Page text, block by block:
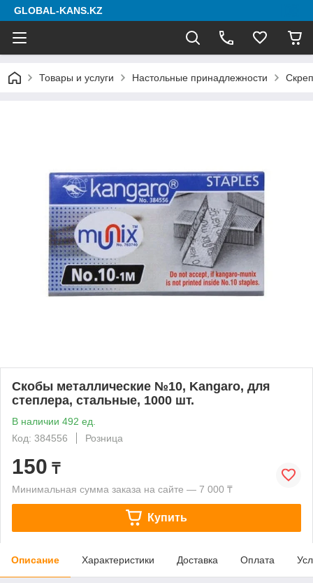
GLOBAL-KANS.KZ
Товары и услуги Настольные принадлежности
Скобы металлические №10, Kangaro, для
степлера, стальные, 1000 шт.
В наличии 492 ед.
Код: 384556
Розница
150 ₸
Минимальная сумма заказа на сайте — 7 000 ₸
Купить
Описание Характеристики Доставка Оплата